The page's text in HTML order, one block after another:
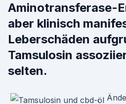
Aminotransferase-
aber klinisch
Leberschäden
Tamsulosin
selten.